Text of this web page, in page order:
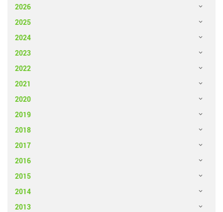
2026
2025
2024
2023
2022
2021
2020
2019
2018
2017
2016
2015
2014
2013